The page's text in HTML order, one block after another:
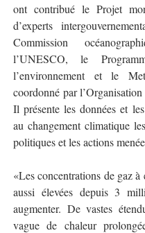
ont contribué le Projet
d’experts
Commission
l’UNESCO, le
l’environnement et le
coordonné par
Il présente les données et
au changement climatique
politiques et les actions
«Les concentrations de gaz
aussi élevées depuis 3
augmenter. De vastes
vague de chaleur